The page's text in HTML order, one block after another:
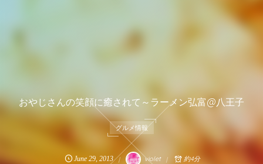
おやじさんの笑顔に癒されて～ラーメン弘富@八王子
グルメ情報
June 29,2013 violet 約4分